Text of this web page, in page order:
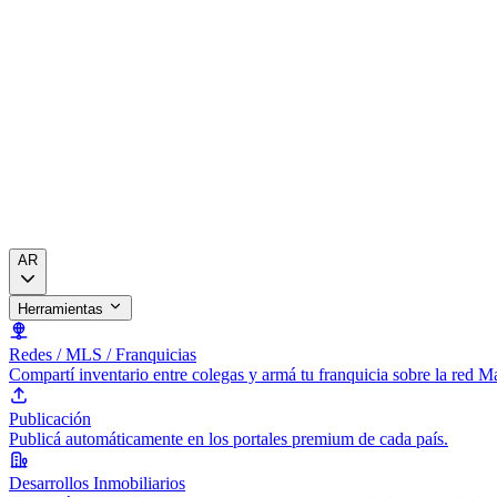
AR
Herramientas
Redes / MLS / Franquicias
Compartí inventario entre colegas y armá tu franquicia sobre la red
Publicación
Publicá automáticamente en los portales premium de cada país.
Desarrollos Inmobiliarios